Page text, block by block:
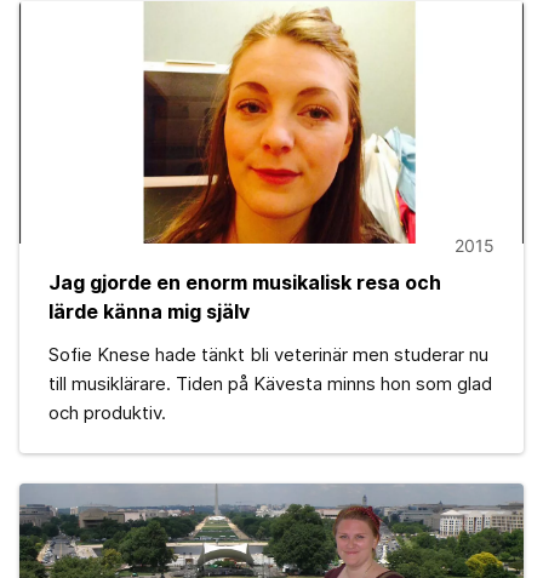
2015
Jag gjorde en enorm musikalisk resa och
lärde känna mig själv
Sofie Knese hade tänkt bli veterinär men studerar nu
till musiklärare. Tiden på Kävesta minns hon som glad
och produktiv.